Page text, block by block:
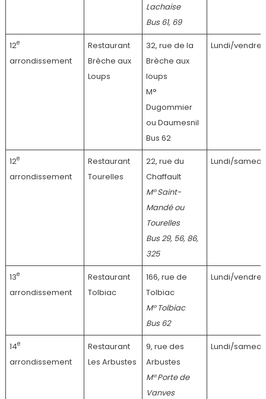
Lachaise
Bus 61, 69
12e
arrondissement
Restaurant
Brèche aux
Loups
32, rue de la
Brèche aux
loups
M°
Dugommier
ou Daumesnil
Bus 62
Lundi/
12e
arrondissement
Restaurant
Tourelles
22, rue du
Chaffault
M° Saint-
Mandé ou
Tourelles
Bus 29, 56, 86,
325
Lundi/samedi
13e
arrondissement
Restaurant
Tolbiac
166, rue de
Tolbiac
M° Tolbiac
Bus 62
Lundi/
14e
arrondissement
Restaurant
Les Arbustes
9, rue des
Arbustes
M° Porte de
Vanves
Lundi/samedi